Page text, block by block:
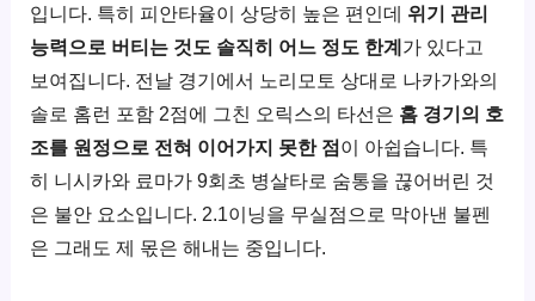
입니다. 특히 피안타율이 상당히 높은 편인데 위기 관리
능력으로 버티는 것도 솔직히 어느 정도 한계가 있다고
보여집니다. 전날 경기에서 노리모토 상대로 나카가와의
솔로 홈런 포함 2점에 그친 오릭스의 타선은 홈 경기의 호
조를 원정으로 전혀 이어가지 못한 점이 아쉽습니다. 특
히 니시카와 료마가 9회초 병살타로 숨통을 끊어버린 것
은 불안 요소입니다. 2.1이닝을 무실점으로 막아낸 불펜
은 그래도 제 몫은 해내는 중입니다.